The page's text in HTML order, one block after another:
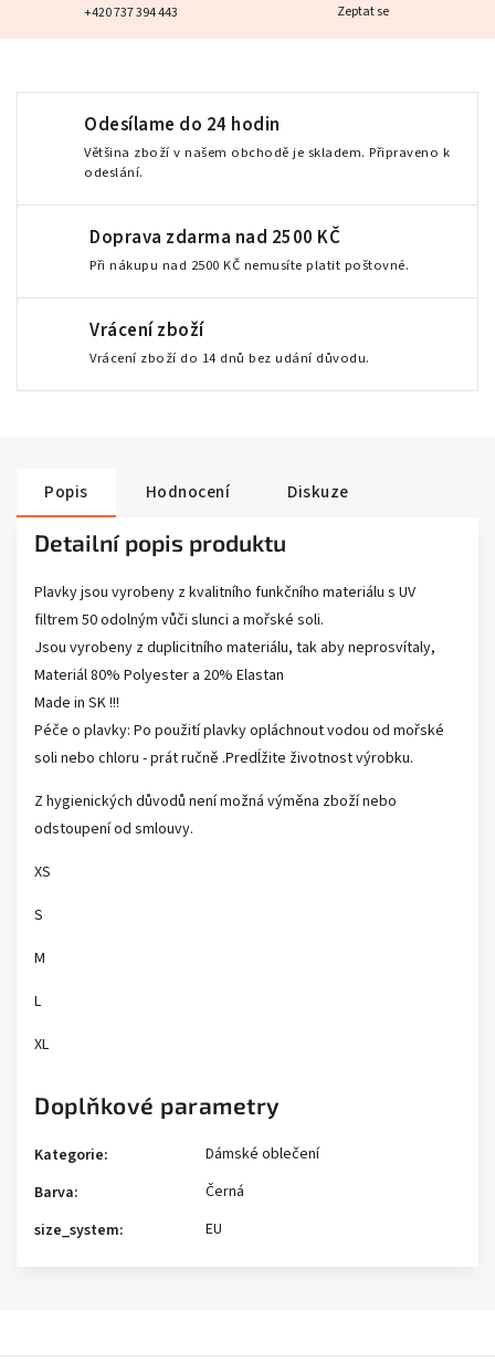
+420 737 394 443 Zeptat se
Odesílame do 24 hodin
Většina zboží v našem obchodě je skladem. Připraveno k
odeslání.
Doprava zdarma nad 2500 KČ
Při nákupu nad 2500 KČ nemusíte platit poštovné.
Vrácení zboží
Vrácení zboží do 14 dnů bez udání důvodu.
Popis Hodnocení Diskuze
Detailní popis produktu
Plavky jsou vyrobeny z kvalitního funkčního materiálu s UV
filtrem 50 odolným vůči slunci a mořské soli.
Jsou vyrobeny z duplicitního materiálu, tak aby neprosvítaly,
Materiál 80% Polyester a 20% Elastan
Made in SK !!!
Péče o plavky: Po použití plavky opláchnout vodou od mořské
soli nebo chloru - prát ručně .Predĺžite životnost výrobku.
Z hygienických důvodů není možná výměna zboží nebo
odstoupení od smlouvy.
XS
S
M
L
XL
Doplňkové parametry
Kategorie:
Dámské oblečení
Barva:
Černá
size_system: EU